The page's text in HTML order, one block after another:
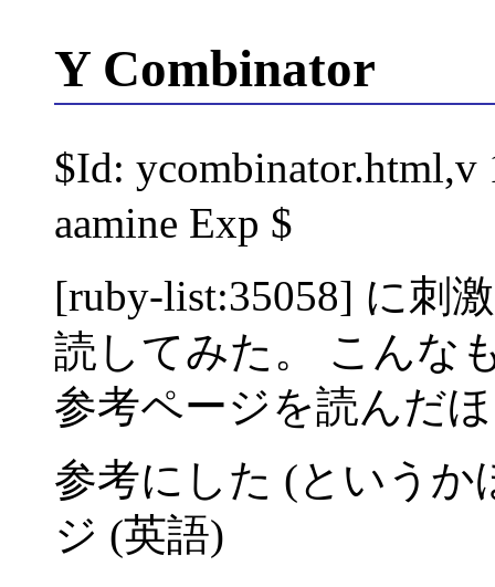
Y Combinator
$Id: ycombinator.html,v
aamine Exp $
[ruby-list:35058] に刺
読してみた。 こんな
参考ページを読んだ
参考にした (という
ジ (英語)